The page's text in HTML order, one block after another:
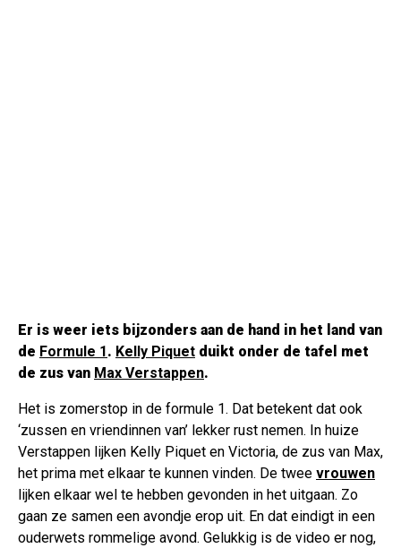
Er is weer iets bijzonders aan de hand in het land van
de Formule 1. Kelly Piquet duikt onder de tafel met
de zus van Max Verstappen.
Het is zomerstop in de formule 1. Dat betekent dat ook
‘zussen en vriendinnen van’ lekker rust nemen. In huize
Verstappen lijken Kelly Piquet en Victoria, de zus van Max,
het prima met elkaar te kunnen vinden. De twee vrouwen
lijken elkaar wel te hebben gevonden in het uitgaan. Zo
gaan ze samen een avondje erop uit. En dat eindigt in een
ouderwets rommelige avond. Gelukkig is de video er nog,